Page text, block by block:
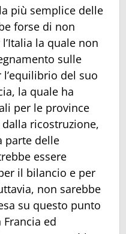
più semplice delle
forse di non
la quale non
sulle
del suo
la quale ha
per le province
ricostruzione,
parte delle
essere
il bilancio e per
non sarebbe
su questo punto
ed